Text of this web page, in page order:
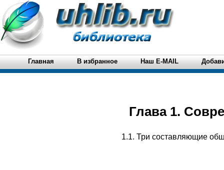
Главная В избранное Наш E-MAIL
Глава 1.
1.1. Три составляющие